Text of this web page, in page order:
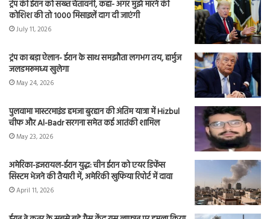
ट्रंप की ईरान को सख्त चेतावनी, कहा- अगर मुझे मारने की
कोशिश की तो 1000 मिसाइलें दाग दी जाएंगी
July 11, 2026
ट्रंप का बड़ा ऐलान- ईरान के साथ समझौता लगभग तय, हार्मुज
जलडमरूमध्य खुलेगा
May 24, 2026
पुलवामा मास्टरमाइंड हमजा बुरहान की अंतिम यात्रा में Hizbul
चीफ और Al-Badr सरगना समेत कई आतंकी शामिल
May 23, 2026
अमेरिका-इजरायल-ईरान युद्ध: चीन ईरान को एयर डिफेंस
सिस्टम भेजने की तैयारी में, अमेरिकी खुफिया रिपोर्ट में दावा
April 11, 2026